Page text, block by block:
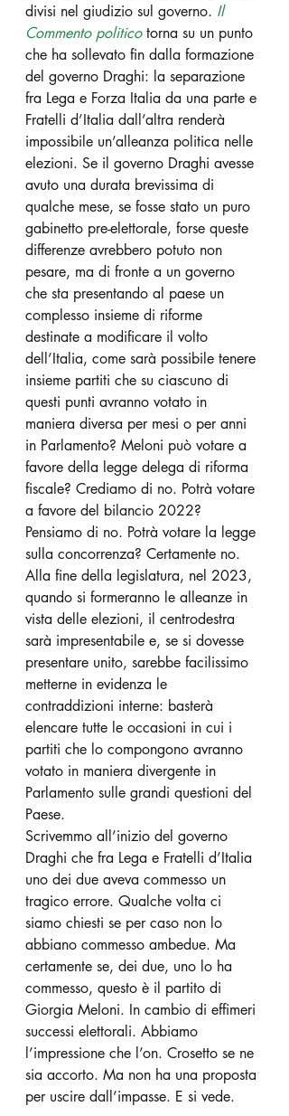
divisi nel giudizio sul governo. Il
Commento politico torna su un punto
che ha sollevato fin dalla formazione
del governo Draghi: la separazione
fra Lega e Forza Italia da una parte e
Fratelli d’Italia dall’altra renderà
impossibile un’alleanza politica nelle
elezioni. Se il governo Draghi avesse
avuto una durata brevissima di
qualche mese, se fosse stato un puro
gabinetto pre-elettorale, forse queste
differenze avrebbero potuto non
pesare, ma di fronte a un governo
che sta presentando al paese un
complesso insieme di riforme
destinate a modificare il volto
dell’Italia, come sarà possibile tenere
insieme partiti che su ciascuno di
questi punti avranno votato in
maniera diversa per mesi o per anni
in Parlamento? Meloni può votare a
favore della legge delega di riforma
fiscale? Crediamo di no. Potrà votare
a favore del bilancio 2022?
Pensiamo di no. Potrà votare la legge
sulla concorrenza? Certamente no.
Alla fine della legislatura, nel 2023,
quando si formeranno le alleanze in
vista delle elezioni, il centrodestra
sarà impresentabile e, se si dovesse
presentare unito, sarebbe facilissimo
metterne in evidenza le
contraddizioni interne: basterà
elencare tutte le occasioni in cui i
partiti che lo compongono avranno
votato in maniera divergente in
Parlamento sulle grandi questioni del
Paese.
Scrivemmo all’inizio del governo
Draghi che fra Lega e Fratelli d’Italia
uno dei due aveva commesso un
tragico errore. Qualche volta ci
siamo chiesti se per caso non lo
abbiano commesso ambedue. Ma
certamente se, dei due, uno lo ha
commesso, questo è il partito di
Giorgia Meloni. In cambio di effimeri
successi elettorali. Abbiamo
l’impressione che l’on. Crosetto se ne
sia accorto. Ma non ha una proposta
per uscire dall’impasse. E si vede.